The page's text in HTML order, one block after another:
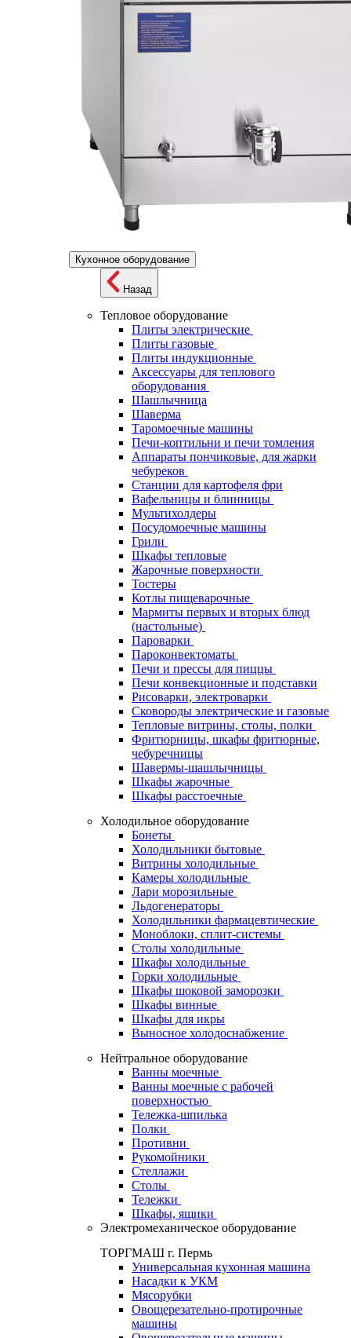
Кухонное оборудование
Назад
Тепловое оборудование
Плиты электрические
Плиты газовые
Плиты индукционные
Аксессуары для теплового
оборудования
Шашлычница
Шаверма
Таромоечные машины
Печи-коптильни и печи томления
Аппараты пончиковые, для жарки
чебуреков
Станции для картофеля фри
Вафельницы и блинницы
Мультихолдеры
Посудомоечные машины
Грили
Шкафы тепловые
Жарочные поверхности
Тостеры
Котлы пищеварочные
Мармиты первых и вторых блюд
(настольные)
Пароварки
Пароконвектоматы
Печи и прессы для пиццы
Печи конвекционные и подставки
Рисоварки, электроварки
Сковороды электрические и газовые
Тепловые витрины, столы, полки
Фритюрницы, шкафы фритюрные,
чебуречницы
Шавермы-шашлычницы
Шкафы жарочные
Шкафы расстоечные
Холодильное оборудование
Бонеты
Холодильники бытовые
Витрины холодильные
Камеры холодильные
Лари морозильные
Льдогенераторы
Холодильники фармацевтические
Моноблоки, сплит-системы
Столы холодильные
Шкафы холодильные
Горки холодильные
Шкафы шоковой заморозки
Шкафы винные
Шкафы для икры
Выносное холодоснабжение
Нейтральное оборудование
Ванны моечные
Ванны моечные с рабочей
поверхностью
Тележка-шпилька
Полки
Противни
Рукомойники
Стеллажи
Столы
Тележки
Шкафы, ящики
Электромеханическое оборудование
ТОРГМАШ г. Пермь
Универсальная кухонная машина
Насадки к УКМ
Мясорубки
Овощерезательно-протирочные
машины